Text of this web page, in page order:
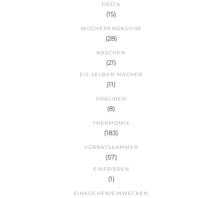
PASTA
(15)
WOCHENENDKÜCHE
(28)
NASCHEN
(21)
EIS SELBER MACHEN
(11)
PRALINEN
(8)
THERMOMIX
(183)
VORRATSKAMMER
(57)
EINFRIEREN
(1)
EINKOCHEN/EINWECKEN